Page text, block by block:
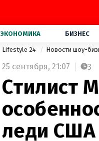
ЭКОНОМИКА БИЗНЕС
Lifestyle 24 Новости шоу-
25 сентября, 21:07 3
Стилист
леди США